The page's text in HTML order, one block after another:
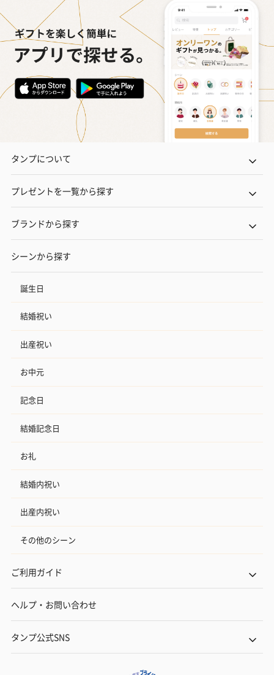
タンプについて
プレゼントを一覧から探す
ブランドから探す
シーンから探す
誕生日
結婚祝い
出産祝い
お中元
記念日
結婚記念日
お礼
結婚内祝い
出産内祝い
その他のシーン
ご利用ガイド
ヘルプ・お問い合わせ
タンプ公式SNS